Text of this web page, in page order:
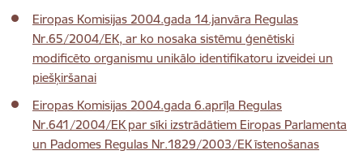
Eiropas Komisijas 2004.gada 14.janvāra Regulas
Nr.65/2004/EK, ar ko nosaka sistēmu ģenētiski
modificēto organismu unikālo identifikatoru izveidei un
piešķiršanai
Eiropas Komisijas 2004.gada 6.aprīļa Regulas
Nr.641/2004/EK par sīki izstrādātiem Eiropas Parlamenta
un Padomes Regulas Nr.1829/2003/EK īstenošanas